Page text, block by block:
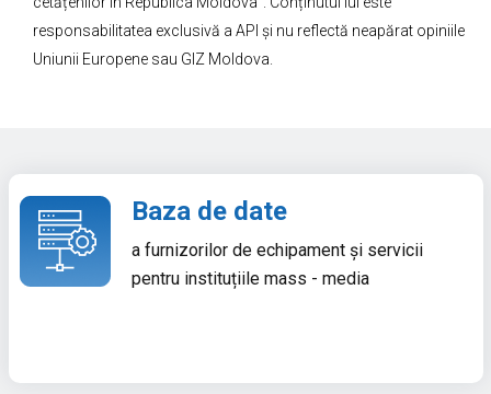
responsabilitatea exclusivă a API și nu reflectă neapărat opiniile
Uniunii Europene sau GIZ Moldova.
Baza de date
a furnizorilor de echipament și servicii
pentru instituțiile mass - media